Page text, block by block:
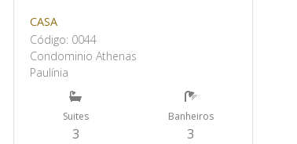
CASA
Código: 0044
Condominio Athenas
Paulínia
Suites
3
Banheiros
3